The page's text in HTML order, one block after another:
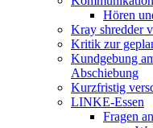
Hören
Kray shredder
Kritik zur
Kundgebung
Abschiebung
Kurzfristig
LINKE-Essen
Fragen